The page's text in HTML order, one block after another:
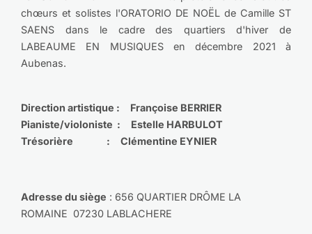
chœurs et solistes l'ORATORIO DE NOËL de Camille ST
SAENS dans le cadre des quartiers d'hiver de
LABEAUME EN MUSIQUES en décembre 2021 à
Aubenas.
Direction artistique : Françoise BERRIER
Pianiste/violoniste : Estelle HARBULOT
Trésorière : Clémentine EYNIER
Adresse du siège : 656 QUARTIER DRÔME LA
ROMAINE 07230 LABLACHERE